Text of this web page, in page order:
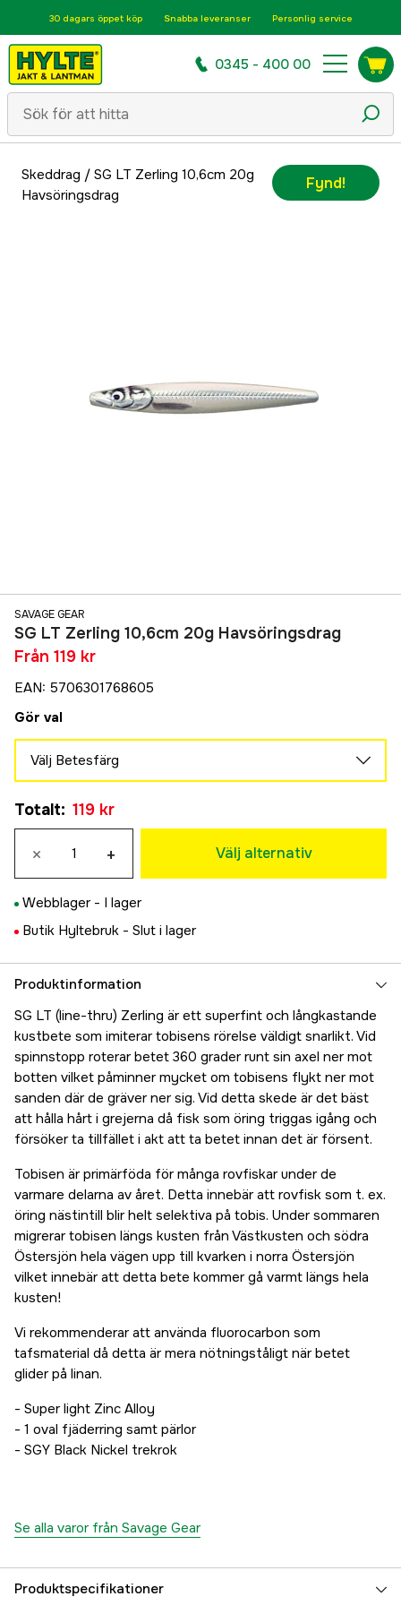
30 dagars öppet köp Snabba leveranser Personlig service
0345 - 400 00
Skeddrag / SG LT Zerling 10,6cm 20g
Havsöringsdrag
Fynd!
SAVAGE GEAR
SG LT Zerling 10,6cm 20g Havsöringsdrag
Från 119 kr
EAN: 5706301768605
Gör val
Välj Betesfärg
119 kr
Silver
119 kr
Totalt: 119 kr
× + Välj alternativ
Webblager - I lager
Butik Hyltebruk - Slut i lager
Produktinformation
SG LT (line-thru) Zerling är ett superfint och långkastande
kustbete som imiterar tobisens rörelse väldigt snarlikt. Vid
spinnstopp roterar betet 360 grader runt sin axel ner mot
botten vilket påminner mycket om tobisens flykt ner mot
sanden där de gräver ner sig. Vid detta skede är det bäst
att hålla hårt i grejerna då fisk som öring triggas igång och
försöker ta tillfället i akt att ta betet innan det är försent.
Tobisen är primärföda för många rovfiskar under de
varmare delarna av året. Detta innebär att rovfisk som t. ex.
öring nästintill blir helt selektiva på tobis. Under sommaren
migrerar tobisen längs kusten från Västkusten och södra
Östersjön hela vägen upp till kvarken i norra Östersjön
vilket innebär att detta bete kommer gå varmt längs hela
kusten!
Vi rekommenderar att använda fluorocarbon som
tafsmaterial då detta är mera nötningståligt när betet
glider på linan.
- Super light Zinc Alloy
- 1 oval fjäderring samt pärlor
- SGY Black Nickel trekrok
Se alla varor från Savage Gear
Produktspecifikationer